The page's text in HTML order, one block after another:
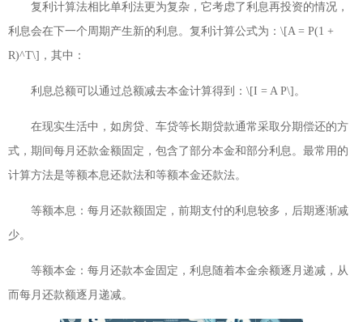
复利计算法相比单利法更为复杂，它考虑了利息再投资的情况，
利息会在下一个周期产生新的利息。复利计算公式为：\[A = P(1 +
R)^T\]，其中：
利息总额可以通过总额减去本金计算得到：\[I = A P\]。
在现实生活中，如房贷、车贷等长期贷款通常采取分期偿还的方
式，期间每月还款金额固定，包含了部分本金和部分利息。最常用的
计算方法是等额本息还款法和等额本金还款法。
等额本息：每月还款额固定，前期支付的利息较多，后期逐渐减
少。
等额本金：每月还款本金固定，利息随着本金余额逐月递减，从
而每月还款额逐月递减。